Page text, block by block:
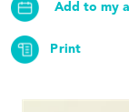
Add to my
Print